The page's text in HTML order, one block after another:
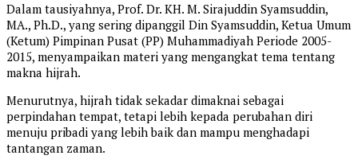
Dalam tausiyahnya, Prof. Dr. KH. M. Sirajuddin Syamsuddin,
MA., Ph.D., yang sering dipanggil Din Syamsuddin, Ketua Umum
(Ketum) Pimpinan Pusat (PP) Muhammadiyah Periode 2005-
2015, menyampaikan materi yang mengangkat tema tentang
makna hijrah.
Menurutnya, hijrah tidak sekadar dimaknai sebagai
perpindahan tempat, tetapi lebih kepada perubahan diri
menuju pribadi yang lebih baik dan mampu menghadapi
tantangan zaman.